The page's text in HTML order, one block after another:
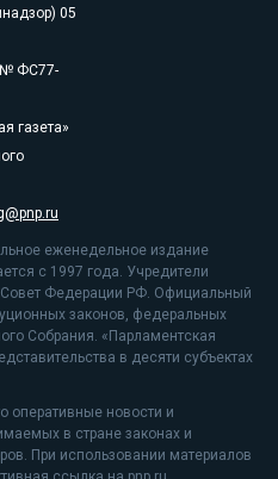
05
№ ФС77-
газета»
еженедельное издание
с 1997 года. Учредители
Совет Федерации РФ. Официальный
законов, федеральных
Собрания. «Парламентская
в десяти субъектах
оперативные новости и
в стране законах и
При использовании материалов